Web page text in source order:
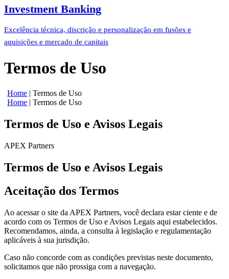
Investment Banking
Excelência técnica, discrição e personalização em fusões e
aquisições e mercado de capitais
Termos de Uso
Home | Termos de Uso
Home | Termos de Uso
Termos de Uso e Avisos Legais
APEX Partners
Termos de Uso e Avisos Legais
Aceitação dos Termos
Ao acessar o site da APEX Partners, você declara estar ciente e de
acordo com os Termos de Uso e Avisos Legais aqui estabelecidos.
Recomendamos, ainda, a consulta à legislação e regulamentação
aplicáveis à sua jurisdição.
Caso não concorde com as condições previstas neste documento,
solicitamos que não prossiga com a navegação.